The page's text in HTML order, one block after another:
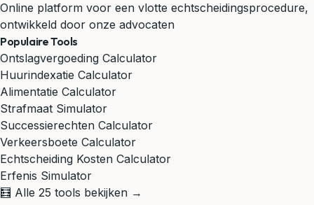
Online platform voor een vlotte echtscheidingsprocedure,
ontwikkeld door onze advocaten
Populaire Tools
Ontslagvergoeding Calculator
Huurindexatie Calculator
Alimentatie Calculator
Strafmaat Simulator
Successierechten Calculator
Verkeersboete Calculator
Echtscheiding Kosten Calculator
Erfenis Simulator
🧮 Alle 25 tools bekijken →